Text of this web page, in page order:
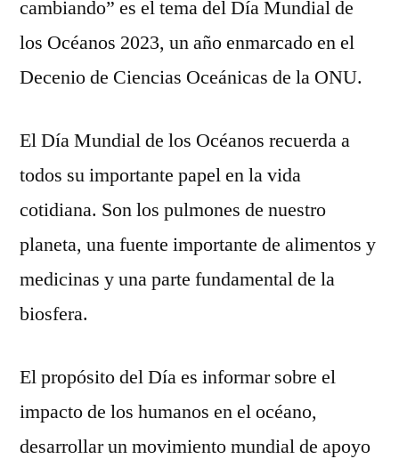
cambiando” es el tema del Día Mundial de
los Océanos 2023, un año enmarcado en el
Decenio de Ciencias Oceánicas de la ONU.
El Día Mundial de los Océanos recuerda a
todos su importante papel en la vida
cotidiana. Son los pulmones de nuestro
planeta, una fuente importante de alimentos y
medicinas y una parte fundamental de la
biosfera.
El propósito del Día es informar sobre el
impacto de los humanos en el océano,
desarrollar un movimiento mundial de apoyo